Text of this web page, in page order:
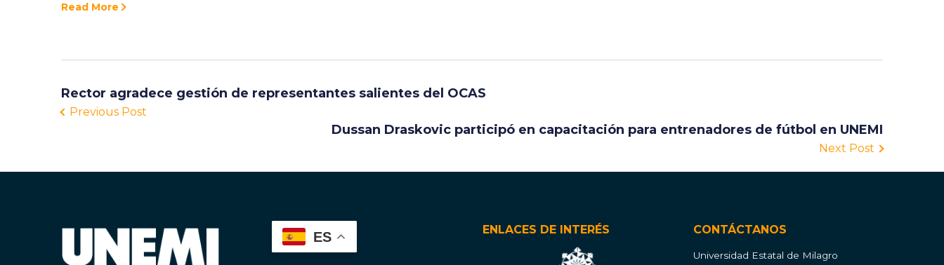
Read More
Rector agradece gestión de representantes salientes del OCAS
Previous Post
Dussan Draskovic participó en capacitación para entrenadores de fútbol en UNEMI
Next Post
ES ENLACES DE INTERÉS CONTÁCTANOS
Universidad Estatal de Milagro